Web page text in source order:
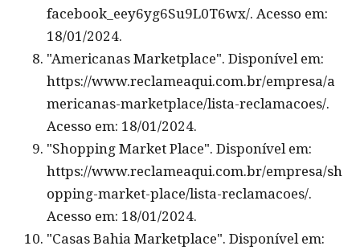
facebook_eey6yg6Su9L0T6wx/. Acesso em:
18/01/2024.
"Americanas Marketplace". Disponível em:
https://www.reclameaqui.com.br/empresa/a
mericanas-marketplace/lista-reclamacoes/.
Acesso em: 18/01/2024.
"Shopping Market Place". Disponível em:
https://www.reclameaqui.com.br/empresa/sh
opping-market-place/lista-reclamacoes/.
Acesso em: 18/01/2024.
"Casas Bahia Marketplace". Disponível em: